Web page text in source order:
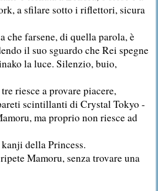
a sfilare sotto i riflettori, sicura
che farsene, di quella parola, è
il suo sguardo che Rei spegne
la luce. Silenzio, buio,
riesce a provare piacere,
scintillanti di Crystal Tokyo -
ma proprio non riesce ad
della Princess.
Mamoru, senza trovare una